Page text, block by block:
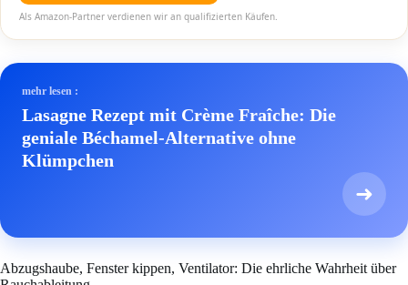
Als Amazon-Partner verdienen wir an qualifizierten Käufen.
mehr lesen :
Lasagne Rezept mit Crème Fraîche: Die
geniale Béchamel-Alternative ohne
Klümpchen
➜
Abzugshaube, Fenster kippen, Ventilator: Die ehrliche Wahrheit über